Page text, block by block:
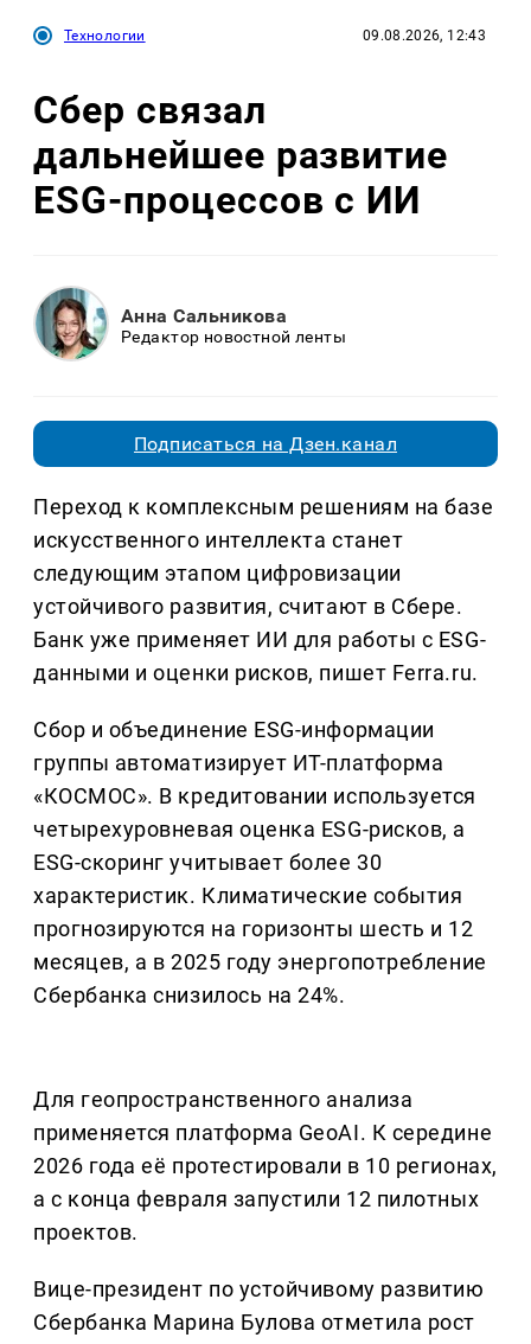
Технологии 09.08.2026, 12:43
Сбер связал
дальнейшее развитие
ESG-процессов с ИИ
Анна Сальникова
Редактор новостной ленты
Подписаться на Дзен.канал
Переход к комплексным решениям на базе
искусственного интеллекта станет
следующим этапом цифровизации
устойчивого развития, считают в Сбере.
Банк уже применяет ИИ для работы с ESG-
данными и оценки рисков, пишет Ferra.ru.
Сбор и объединение ESG-информации
группы автоматизирует ИТ-платформа
«КОСМОС». В кредитовании используется
четырехуровневая оценка ESG-рисков, а
ESG-скоринг учитывает более 30
характеристик. Климатические события
прогнозируются на горизонты шесть и 12
месяцев, а в 2025 году энергопотребление
Сбербанка снизилось на 24%.
Для геопространственного анализа
применяется платформа GeoAI. К середине
2026 года её протестировали в 10 регионах,
а с конца февраля запустили 12 пилотных
проектов.
Вице-президент по устойчивому развитию
Сбербанка Марина Булова отметила рост